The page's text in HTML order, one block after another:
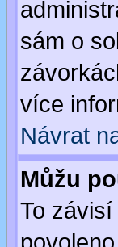
sám o
více
Návrat
Můžu
To